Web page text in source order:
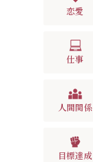
恋愛
仕事
人間関係
目標達成